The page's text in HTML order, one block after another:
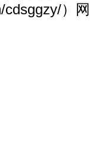
cdsggzy/）